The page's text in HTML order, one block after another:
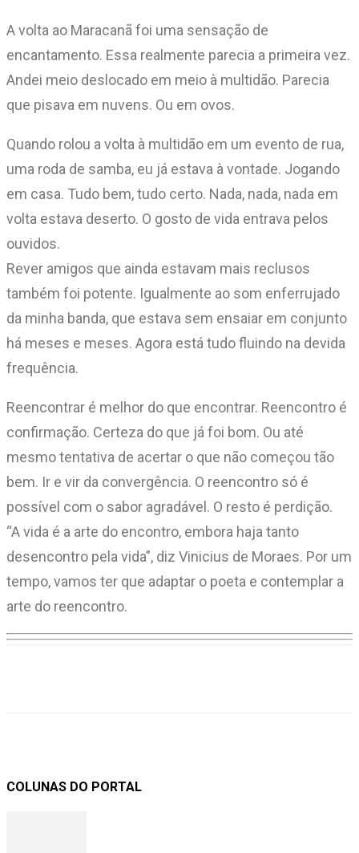
A volta ao Maracanã foi uma sensação de
encantamento. Essa realmente parecia a primeira vez.
Andei meio deslocado em meio à multidão. Parecia
que pisava em nuvens. Ou em ovos.
Quando rolou a volta à multidão em um evento de rua,
uma roda de samba, eu já estava à vontade. Jogando
em casa. Tudo bem, tudo certo. Nada, nada, nada em
volta estava deserto. O gosto de vida entrava pelos
ouvidos.
Rever amigos que ainda estavam mais reclusos
também foi potente. Igualmente ao som enferrujado
da minha banda, que estava sem ensaiar em conjunto
há meses e meses. Agora está tudo fluindo na devida
frequência.
Reencontrar é melhor do que encontrar. Reencontro é
confirmação. Certeza do que já foi bom. Ou até
mesmo tentativa de acertar o que não começou tão
bem. Ir e vir da convergência. O reencontro só é
possível com o sabor agradável. O resto é perdição.
“A vida é a arte do encontro, embora haja tanto
desencontro pela vida”, diz Vinicius de Moraes. Por um
tempo, vamos ter que adaptar o poeta e contemplar a
arte do reencontro.
COLUNAS DO PORTAL